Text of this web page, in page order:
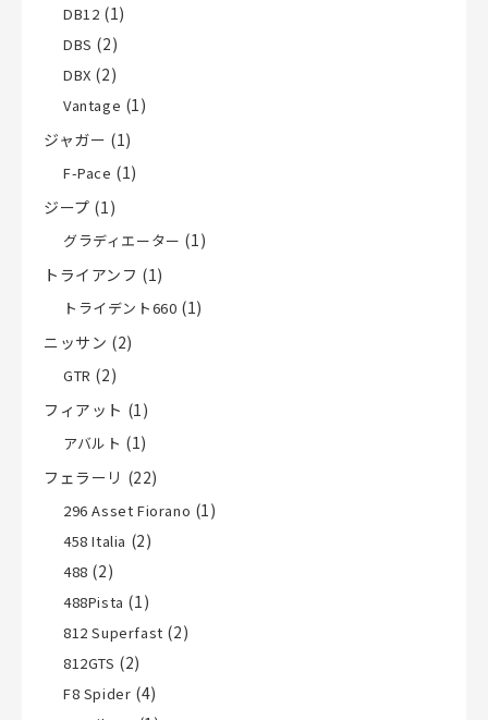
DB12 (1)
DBS (2)
DBX (2)
Vantage (1)
ジャガー (1)
F-Pace (1)
ジープ (1)
グラディエーター (1)
トライアンフ (1)
トライデント660 (1)
ニッサン (2)
GTR (2)
フィアット (1)
アバルト (1)
フェラーリ (22)
296 Asset Fiorano (1)
458 Italia (2)
488 (2)
488Pista (1)
812 Superfast (2)
812GTS (2)
F8 Spider (4)